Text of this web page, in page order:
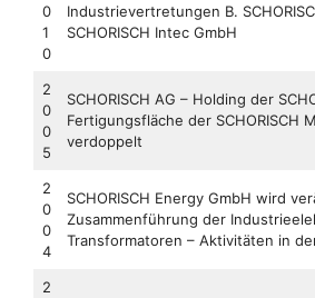
0
1
0
Industrievertretungen B.
SCHORISCH Intec GmbH
2
0
0
5
SCHORISCH AG – Holding der
Fertigungsfläche der SCHORISCH
verdoppelt
2
0
0
4
SCHORISCH Energy GmbH wird
Zusammenführung der
Transformatoren – Aktivitäten in
2